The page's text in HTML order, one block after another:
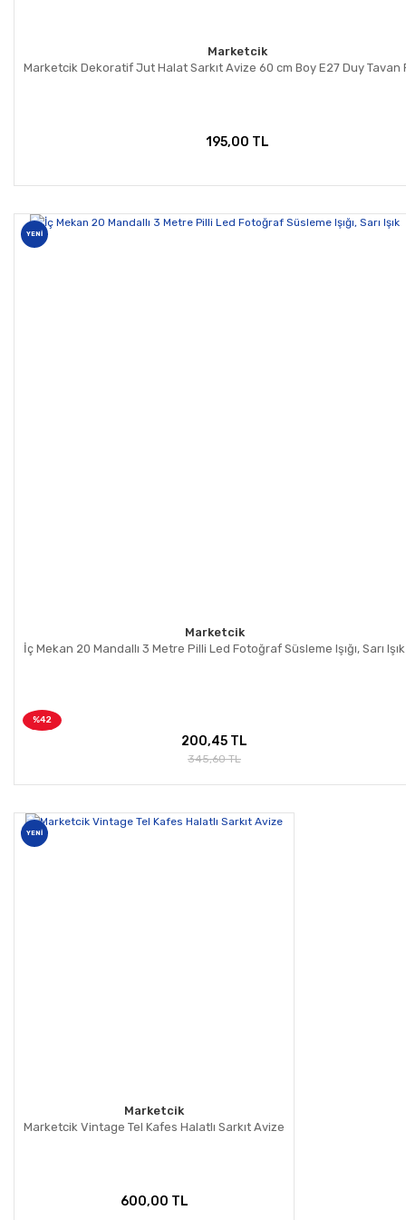
Marketcik
Marketcik Dekoratif Jut Halat Sarkıt Avize 60 cm Boy E27 Duy Tavan
195,00 TL
YENİ
Marketcik
İç Mekan 20 Mandallı 3 Metre Pilli Led Fotoğraf Süsleme Işığı, Sarı Işık
%42
200,45 TL
345,60 TL
YENİ
Marketcik
Marketcik Vintage Tel Kafes Halatlı Sarkıt Avize
600,00 TL